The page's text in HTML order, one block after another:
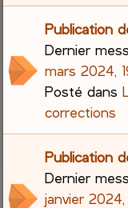
Publication
Dernier
mars 2024,
Posté dans
corrections
Publication
Dernier
janvier 2024,